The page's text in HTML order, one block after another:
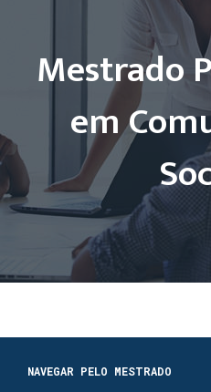
Mestrado
em
NAVEGAR PELO MESTRADO